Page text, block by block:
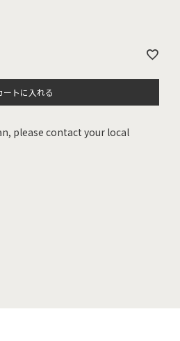
ートに入れる
please contact your local